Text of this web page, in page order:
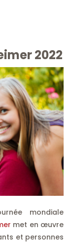
2022
mondiale
met en œuvre
et personnes